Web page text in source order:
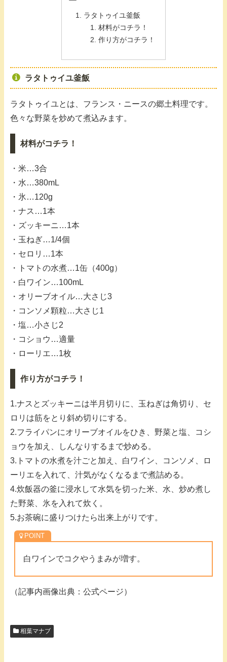
ラタトゥイユ釜飯
材料がコチラ！
作り方がコチラ！
ラタトゥイユ釜飯
ラタトゥイユとは、フランス・ニースの郷土料理です。
色々な野菜を炒めて煮込みます。
材料がコチラ！
・米…3合
・水…380mL
・氷…120g
・ナス…1本
・ズッキーニ…1本
・玉ねぎ…1/4個
・セロリ…1本
・トマトの水煮…1缶（400g）
・白ワイン…100mL
・オリーブオイル…大さじ3
・コンソメ顆粒…大さじ1
・塩…小さじ2
・コショウ…適量
・ローリエ…1枚
作り方がコチラ！
1.ナスとズッキーニは半月切りに、玉ねぎは角切り、セ
ロリは筋をとり斜め切りにする。
2.フライパンにオリーブオイルをひき、野菜と塩、コシ
ョウを加え、しんなりするまで炒める。
3.トマトの水煮を汁ごと加え、白ワイン、コンソメ、ロ
ーリエを入れて、汁気がなくなるまで煮詰める。
4.炊飯器の釜に浸水して水気を切った米、水、炒め煮し
た野菜、氷を入れて炊く。
5.お茶碗に盛りつけたら出来上がりです。
白ワインでコクやうまみが増す。
（記事内画像出典：公式ページ）
相葉マナブ